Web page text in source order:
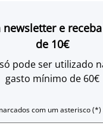
newsletter e
de 10€
pode ser utilizado
gasto mínimo de 60€
com um asterisco